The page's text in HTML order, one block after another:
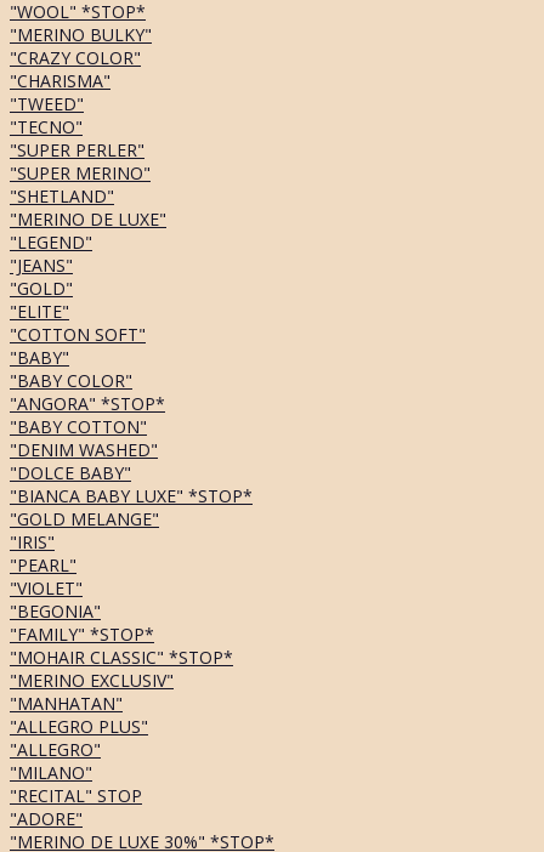
"WOOL" *STOP*
"MERINO BULKY"
"CRAZY COLOR"
"CHARISMA"
"TWEED"
"TECNO"
"SUPER PERLER"
"SUPER MERINO"
"SHETLAND"
"MERINO DE LUXE"
"LEGEND"
"JEANS"
"GOLD"
"ELITE"
"COTTON SOFT"
"BABY"
"BABY COLOR"
"ANGORA" *STOP*
"BABY COTTON"
"DENIM WASHED"
"DOLCE BABY"
"BIANCA BABY LUXE" *STOP*
"GOLD MELANGE"
"IRIS"
"PEARL"
"VIOLET"
"BEGONIA"
"FAMILY" *STOP*
"MOHAIR CLASSIC" *STOP*
"MERINO EXCLUSIV"
"MANHATAN"
"ALLEGRO PLUS"
"ALLEGRO"
"MILANO"
"RECITAL" STOP
"ADORE"
"MERINO DE LUXE 30%" *STOP*